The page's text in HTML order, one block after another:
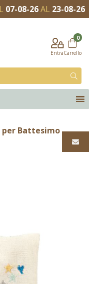
07-08-26AL 23-08-26
Entra
0
Carrello
Battesimo